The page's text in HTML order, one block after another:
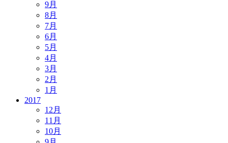
9月
8月
7月
6月
5月
4月
3月
2月
1月
2017
12月
11月
10月